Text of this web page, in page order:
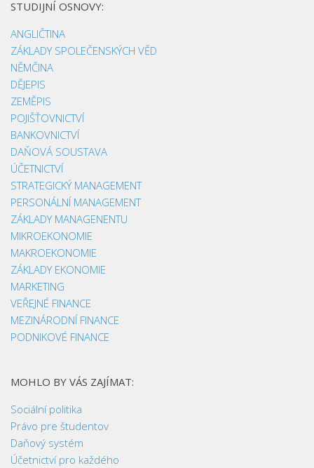
STUDIJNÍ OSNOVY:
ANGLIČTINA
ZÁKLADY SPOLEČENSKÝCH VĚD
NĚMČINA
DĚJEPIS
ZEMĚPIS
POJIŠŤOVNICTVÍ
BANKOVNICTVÍ
DAŇOVÁ SOUSTAVA
ÚČETNICTVÍ
STRATEGICKÝ MANAGEMENT
PERSONÁLNÍ MANAGEMENT
ZÁKLADY MANAGENENTU
MIKROEKONOMIE
MAKROEKONOMIE
ZÁKLADY EKONOMIE
MARKETING
VEŘEJNÉ FINANCE
MEZINÁRODNÍ FINANCE
PODNIKOVÉ FINANCE
MOHLO BY VÁS ZAJÍMAT:
Sociální politika
Právo pre študentov
Daňový systém
Účetnictví pro každého